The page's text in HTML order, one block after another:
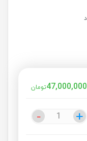
47,000,000تومان
+
- +
-